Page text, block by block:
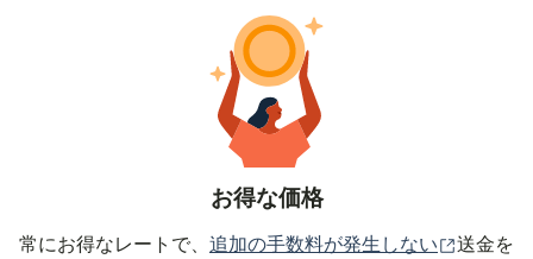
お得な価格
常にお得なレートで、 追加の手数料が発生しない （別ウ
送金を